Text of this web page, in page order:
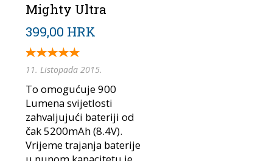
Mighty Ultra
399,00 HRK
11. Listopada 2015.
To omogućuje 900
Lumena svijetlosti
zahvaljujući bateriji od
čak 5200mAh (8.4V).
Vrijeme trajanja baterije